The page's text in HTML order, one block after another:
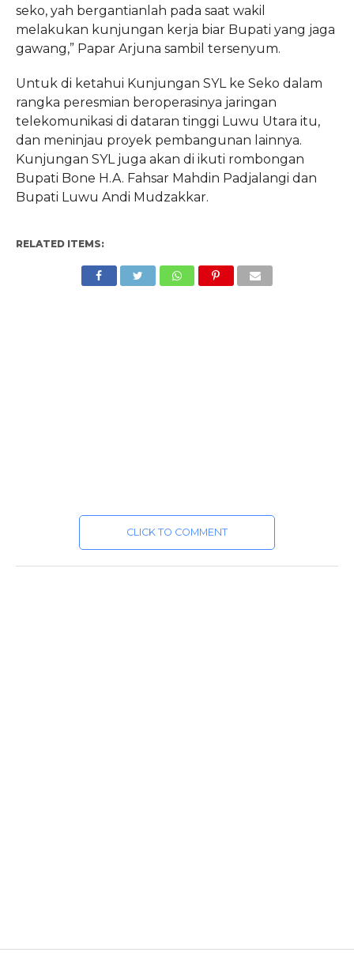
seko, yah bergantianlah pada saat wakil
melakukan kunjungan kerja biar Bupati yang jaga
gawang,” Papar Arjuna sambil tersenyum.
Untuk di ketahui Kunjungan SYL ke Seko dalam
rangka peresmian beroperasinya jaringan
telekomunikasi di dataran tinggi Luwu Utara itu,
dan meninjau proyek pembangunan lainnya.
Kunjungan SYL juga akan di ikuti rombongan
Bupati Bone H.A. Fahsar Mahdin Padjalangi dan
Bupati Luwu Andi Mudzakkar.
RELATED ITEMS:
CLICK TO COMMENT